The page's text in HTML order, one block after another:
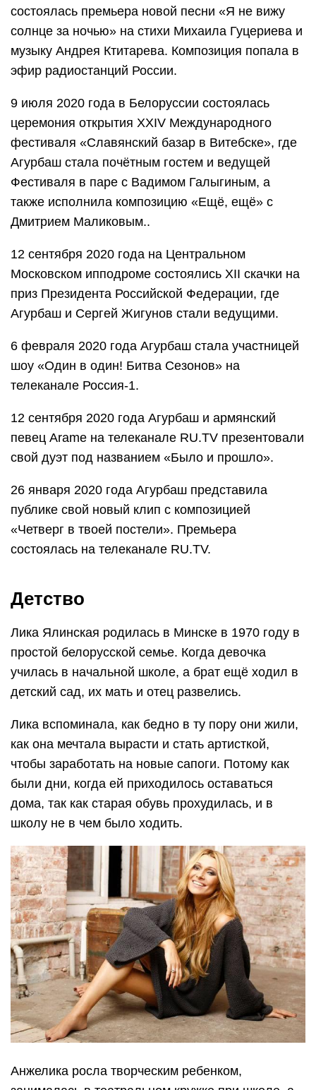
состоялась премьера новой песни «Я не вижу
солнце за ночью» на стихи Михаила Гуцериева и
музыку Андрея Ктитарева. Композиция попала в
эфир радиостанций России.
9 июля 2020 года в Белоруссии состоялась
церемония открытия XXIV Международного
фестиваля «Славянский базар в Витебске», где
Агурбаш стала почётным гостем и ведущей
Фестиваля в паре с Вадимом Галыгиным, а
также исполнила композицию «Ещё, ещё» с
Дмитрием Маликовым..
12 сентября 2020 года на Центральном
Московском ипподроме состоялись XII скачки на
приз Президента Российской Федерации, где
Агурбаш и Сергей Жигунов стали ведущими.
6 февраля 2020 года Агурбаш стала участницей
шоу «Один в один! Битва Сезонов» на
телеканале Россия-1.
12 сентября 2020 года Агурбаш и армянский
певец Arame на телеканале RU.TV презентовали
свой дуэт под названием «Было и прошло».
26 января 2020 года Агурбаш представила
публике свой новый клип с композицией
«Четверг в твоей постели». Премьера
состоялась на телеканале RU.TV.
Детство
Лика Ялинская родилась в Минске в 1970 году в
простой белорусской семье. Когда девочка
училась в начальной школе, а брат ещё ходил в
детский сад, их мать и отец развелись.
Лика вспоминала, как бедно в ту пору они жили,
как она мечтала вырасти и стать артисткой,
чтобы заработать на новые сапоги. Потому как
были дни, когда ей приходилось оставаться
дома, так как старая обувь прохудилась, и в
школу не в чем было ходить.
Анжелика росла творческим ребенком,